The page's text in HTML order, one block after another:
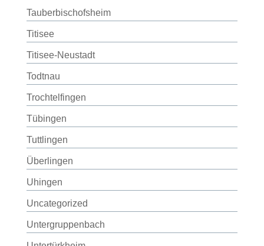
Tauberbischofsheim
Titisee
Titisee-Neustadt
Todtnau
Trochtelfingen
Tübingen
Tuttlingen
Überlingen
Uhingen
Uncategorized
Untergruppenbach